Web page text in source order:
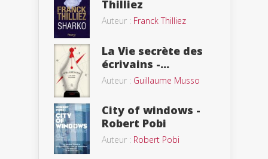
Thilliez
Auteur : Franck Thilliez
La Vie secrète des
écrivains -...
Auteur : Guillaume Musso
City of windows -
Robert Pobi
Auteur : Robert Pobi